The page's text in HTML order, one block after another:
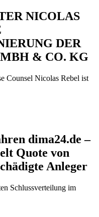
NICOLAS
DER
& CO. KG
Counsel Nicolas Rebel ist
dima24.de –
Quote von
Anleger
Schlussverteilung im